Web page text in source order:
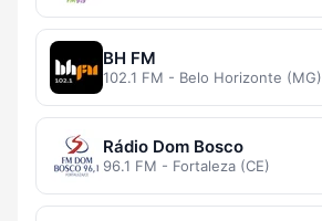
BH FM
102.1 FM - Belo Horizonte (MG)
Rádio Dom Bosco
96.1 FM - Fortaleza (CE)